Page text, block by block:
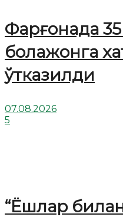
Фарғонада
болажонга
ўтказилди
07.08.2026
5
“Ёшлар